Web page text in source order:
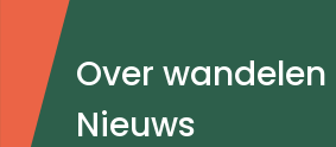
Doormat
navigatie
Over wandelen
Nieuws